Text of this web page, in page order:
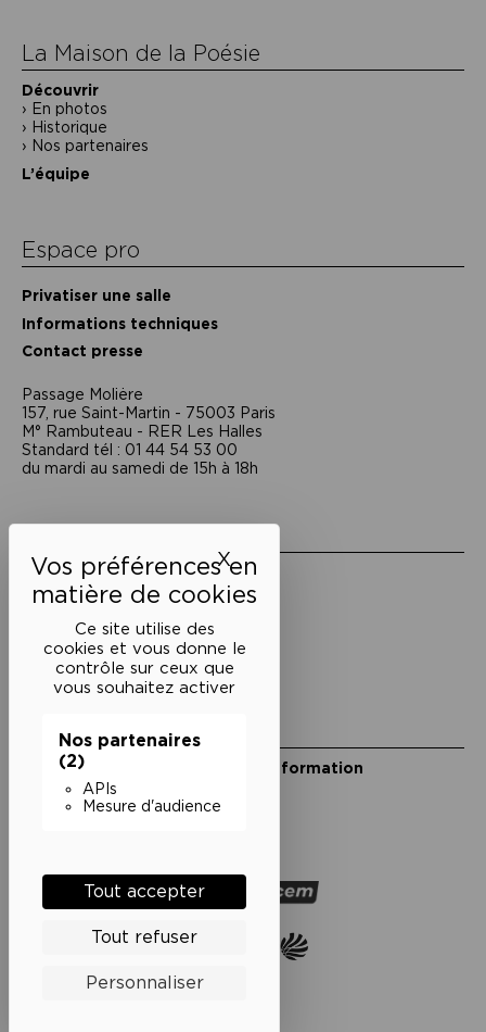
Ce site utilise des
cookies et vous donne le
contrôle sur ceux que
vous souhaitez activer
Nos partenaires
(2)
APIs
Mesure d'audience
Tout accepter
Tout refuser
Personnaliser
XMasquer le bandeau des
La Maison de la Poésie
Découvrir
En photos
Historique
Nos partenaires
L’équipe
Espace pro
Privatiser une salle
Informations techniques
Contact presse
Passage Moliėre
157, rue Saint-Martin - 75003 Paris
M° Rambuteau - RER Les Halles
Standard tél : 01 44 54 53 00
du mardi au samedi de 15h à 18h
Mentions légales
Politique de confidentialité
Conditions générales de vente
Cookies
Restons en lien
Inscrivez-vous à notre lettre d’information
Suivez-nous sur les réseaux